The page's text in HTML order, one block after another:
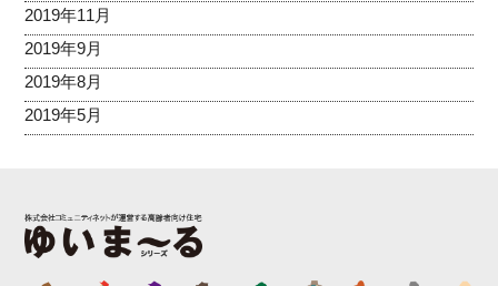
2019年11月
2019年9月
2019年8月
2019年5月